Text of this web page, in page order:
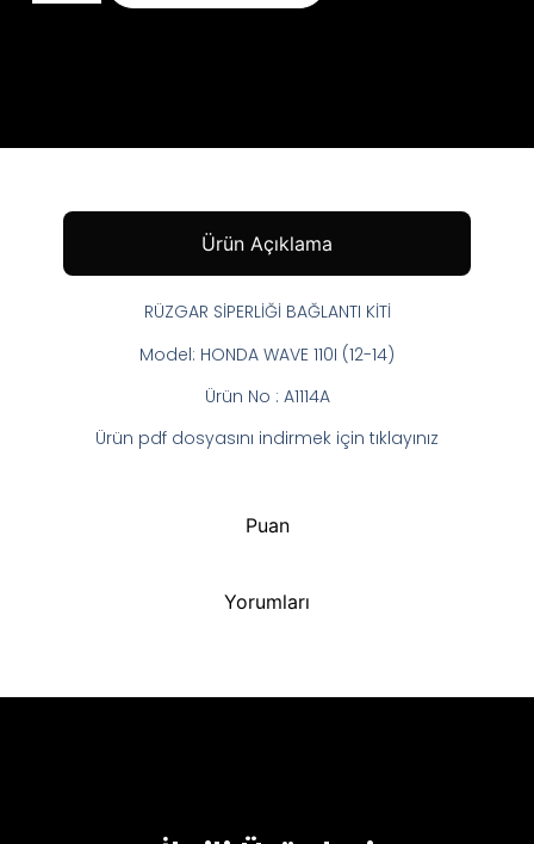
Ürün Açıklama
Puan
Yorumları
RÜZGAR SİPERLİĞİ BAĞLANTI KİTİ
Model: HONDA WAVE 110I (12-14)
Ürün No : A1114A
Ürün pdf dosyasını indirmek için tıklayınız